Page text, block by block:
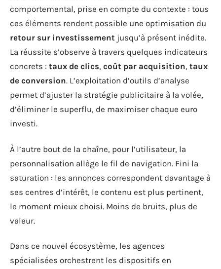
comportemental, prise en compte du contexte : tous
ces éléments rendent possible une optimisation du
retour sur investissement jusqu’à présent inédite.
La réussite s’observe à travers quelques indicateurs
concrets : taux de clics, coût par acquisition, taux
de conversion. L’exploitation d’outils d’analyse
permet d’ajuster la stratégie publicitaire à la volée,
d’éliminer le superflu, de maximiser chaque euro
investi.
À l’autre bout de la chaîne, pour l’utilisateur, la
personnalisation allège le fil de navigation. Fini la
saturation : les annonces correspondent davantage à
ses centres d’intérêt, le contenu est plus pertinent,
le moment mieux choisi. Moins de bruits, plus de
valeur.
Dans ce nouvel écosystème, les agences
spécialisées orchestrent les dispositifs en